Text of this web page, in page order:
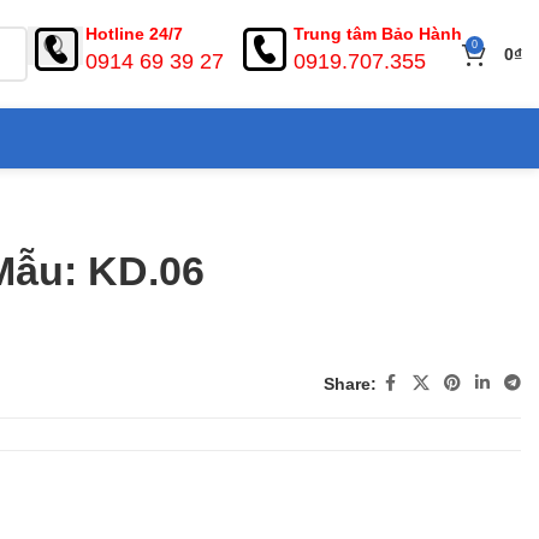
Hotline 24/7
0914 69 39 27
Trung tâm Bảo Hành
0919.707.355
0 0₫
KD.06
Share: